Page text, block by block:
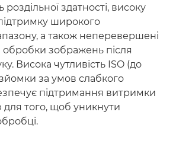
роздільної здатності, високу
широкого
а також неперевершені
обробки зображень після
Висока чутливість ISO (до
за умов слабкого
підтримання витримки
того, щоб уникнути